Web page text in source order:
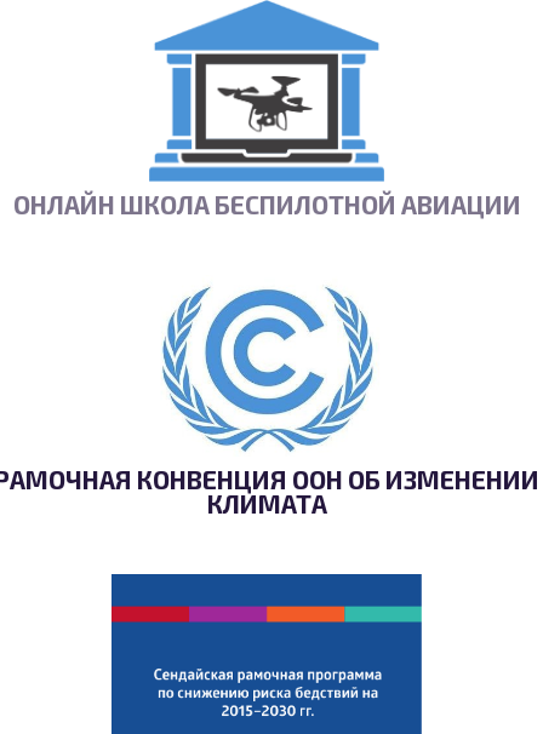
ОНЛАЙН ШКОЛА БЕСПИЛОТНОЙ АВИАЦИИ
КОНВЕНЦИЯ ООН ОБ ИЗМЕНЕНИИ
КЛИМАТА